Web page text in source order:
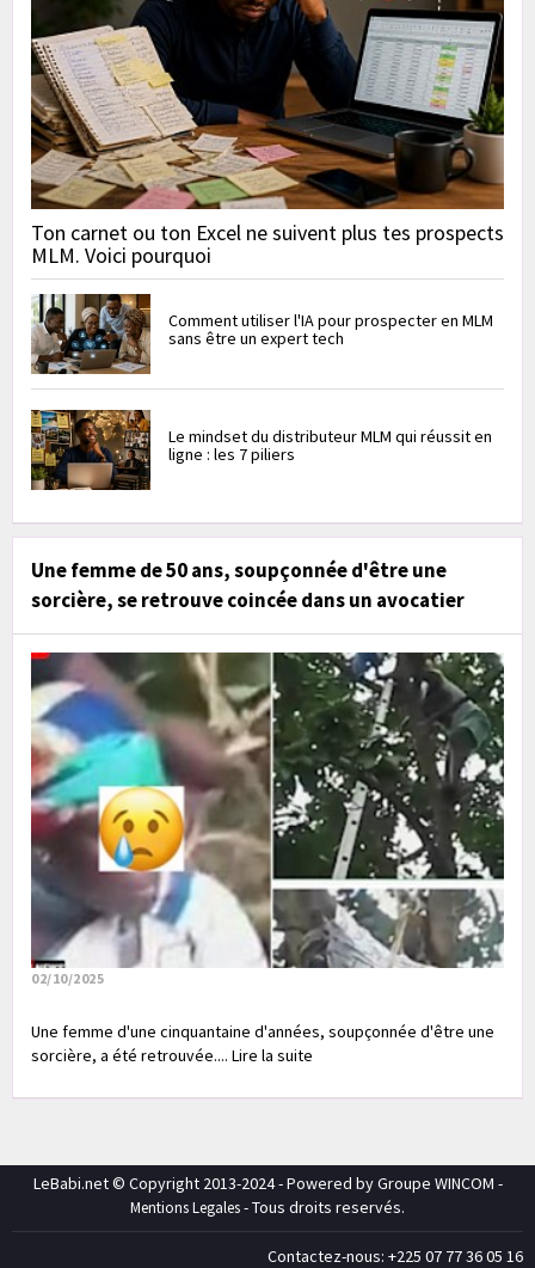
Ton carnet ou ton Excel ne suivent plus tes prospects
MLM. Voici pourquoi
Comment utiliser l'IA pour prospecter en MLM
sans être un expert tech
Le mindset du distributeur MLM qui réussit en
ligne : les 7 piliers
Une femme de 50 ans, soupçonnée d'être une
sorcière, se retrouve coincée dans un avocatier
02/10/2025
Une femme d'une cinquantaine d'années, soupçonnée d'être une
sorcière, a été retrouvée.... Lire la suite
LeBabi.net © Copyright 2013-2024 - Powered by Groupe WINCOM -
Mentions Legales- Tous droits reservés.
Contactez-nous: +225 07 77 36 05 16